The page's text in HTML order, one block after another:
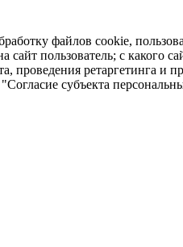
файлов cookie,
пользователь; с
ретаргетинга и
субъекта